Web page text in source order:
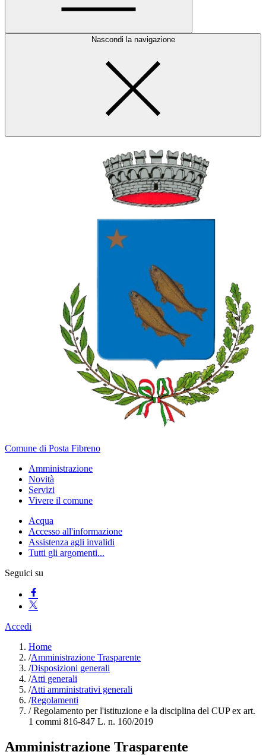
Nascondi la navigazione
Comune di Posta Fibreno
Amministrazione
Novità
Servizi
Vivere il comune
Acqua
Accesso all'informazione
Assistenza agli invalidi
Tutti gli argomenti...
Seguici su
Accedi
Home
/Amministrazione Trasparente
/Disposizioni generali
/Atti generali
/Atti amministrativi generali
/Regolamenti
/Regolamento per l'istituzione e la disciplina del CUP ex art.
1 commi 816-847 L. n. 160/2019
Amministrazione Trasparente